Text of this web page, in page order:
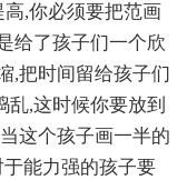
,你必须要把范画
给了孩子们一个欣
,把时间留给孩子们
乱,这时候你要放到
这个孩子画一半的
能力强的孩子要